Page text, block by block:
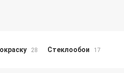
28 Стеклообои 17